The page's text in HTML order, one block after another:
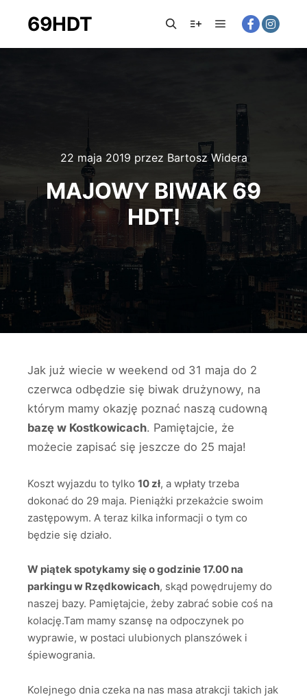
69HDT
22 maja 2019 przez Bartosz Widera
MAJOWY BIWAK 69
HDT!
Jak już wiecie w weekend od 31 maja do 2
czerwca odbędzie się biwak drużynowy, na
którym mamy okazję poznać naszą cudowną
bazę w Kostkowicach. Pamiętajcie, że
możecie zapisać się jeszcze do 25 maja!
Koszt wyjazdu to tylko 10 zł, a wpłaty trzeba
dokonać do 29 maja. Pieniążki przekażcie swoim
zastępowym. A teraz kilka informacji o tym co
będzie się działo.
W piątek spotykamy się o godzinie 17.00 na
parkingu w Rzędkowicach, skąd powędrujemy do
naszej bazy. Pamiętajcie, żeby zabrać sobie coś na
kolację.Tam mamy szansę na odpoczynek po
wyprawie, w postaci ulubionych planszówek i
śpiewogrania.
Kolejnego dnia czeka na nas masa atrakcji takich jak